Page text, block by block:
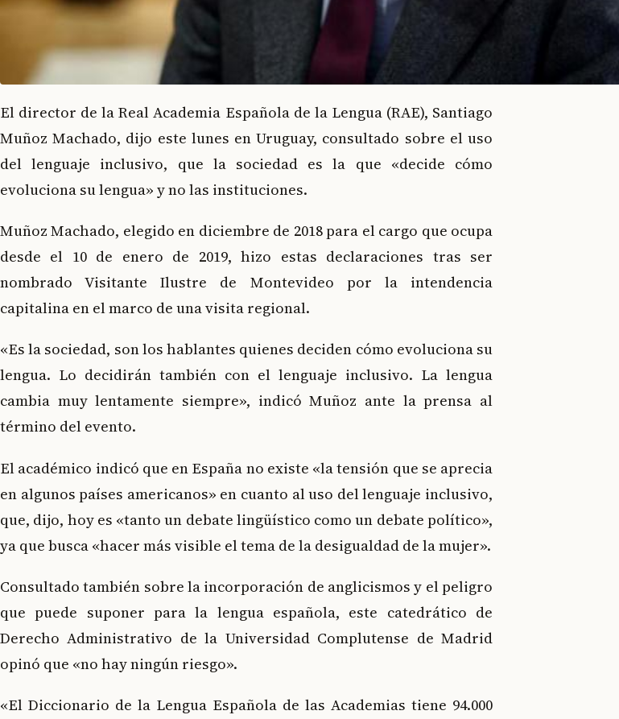
El director de la Real Academia Española de la Lengua (RAE), Santiago
Muñoz Machado, dijo este lunes en Uruguay, consultado sobre el uso
del lenguaje inclusivo, que la sociedad es la que «decide cómo
evoluciona su lengua» y no las instituciones.
Muñoz Machado, elegido en diciembre de 2018 para el cargo que ocupa
desde el 10 de enero de 2019, hizo estas declaraciones tras ser
nombrado Visitante Ilustre de Montevideo por la intendencia
capitalina en el marco de una visita regional.
«Es la sociedad, son los hablantes quienes deciden cómo evoluciona su
lengua. Lo decidirán también con el lenguaje inclusivo. La lengua
cambia muy lentamente siempre», indicó Muñoz ante la prensa al
término del evento.
El académico indicó que en España no existe «la tensión que se aprecia
en algunos países americanos» en cuanto al uso del lenguaje inclusivo,
que, dijo, hoy es «tanto un debate lingüístico como un debate político»,
ya que busca «hacer más visible el tema de la desigualdad de la mujer».
Consultado también sobre la incorporación de anglicismos y el peligro
que puede suponer para la lengua española, este catedrático de
Derecho Administrativo de la Universidad Complutense de Madrid
opinó que «no hay ningún riesgo».
«El Diccionario de la Lengua Española de las Academias tiene 94.000